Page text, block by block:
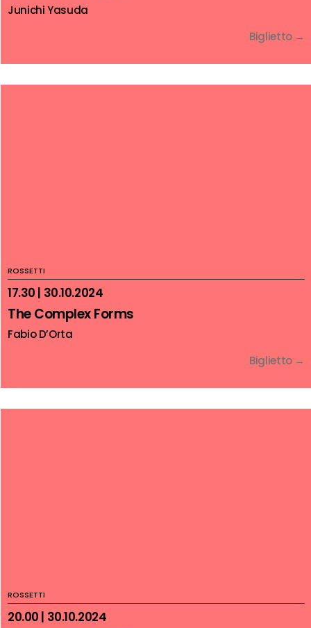
Junichi Yasuda
Biglietto →
ROSSETTI
17.30 | 30.10.2024
The Complex Forms
Fabio D’Orta
Biglietto →
ROSSETTI
20.00 | 30.10.2024